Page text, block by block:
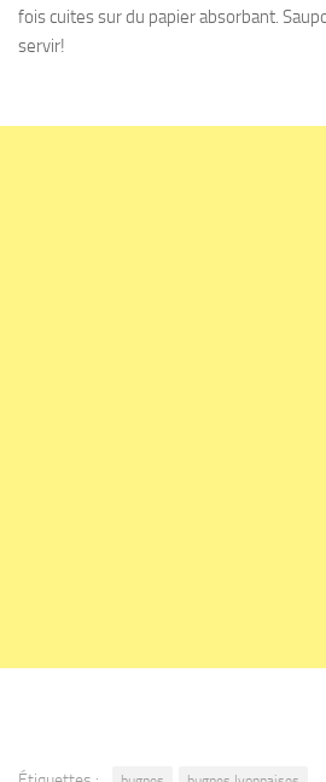
fois cuites sur du papier absorbant.
servir!